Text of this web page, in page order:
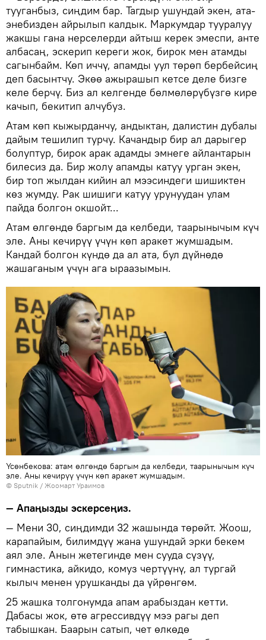
тууганбыз, сиңдим бар. Тагдыр ушундай экен, ата-
энебизден айрылып калдык. Маркумдар тууралуу
жакшы гана нерселерди айтыш керек эмеспи, анте
албасаң, эскерип кереги жок, бирок мен атамды
сагынбайм. Көп иччү, апамды уул төрөп бербейсиң
деп басынтчу. Экөө ажырашып кетсе деле бизге
келе берчү. Биз ал келгенде бөлмөлөрүбүзгө кире
качып, бекитип алчубуз.
Атам көп кыжырданчу, андыктан, далистин дубалы
дайым тешилип турчу. Качандыр бир ал дарыгер
болуптур, бирок арак адамды эмнеге айлантарын
билесиз да. Бир жолу апамды катуу урган экен,
бир топ жылдан кийин ал мээсиндеги шишиктен
көз жумду. Рак шишиги катуу урунуудан улам
пайда болгон окшойт...
Атам өлгөндө баргым да келбеди, таарынычым күч
эле. Аны кечирүү үчүн көп аракет жумшадым.
Кандай болгон күндө да ал ата, бул дүйнөдө
жашаганым үчүн ага ыраазымын.
Үсөнбекова: атам өлгөндө баргым да келбеди, таарынычым күч
эле. Аны кечирүү үчүн көп аракет жумшадым.
© Sputnik / Жоомарт Ураимов
— Апаңызды эскерсеңиз.
— Мени 30, сиңдимди 32 жашында төрөйт. Жоош,
карапайым, билимдүү жана ушундай эрки бекем
аял эле. Анын жетегинде мен сууда сүзүү,
гимнастика, айкидо, комуз чертүүнү, ал тургай
кылыч менен урушканды да үйрөнгөм.
25 жашка толгонумда апам арабыздан кетти.
Дабасы жок, өтө агрессивдүү мээ рагы деп
табышкан. Баарын сатып, чет өлкөдө